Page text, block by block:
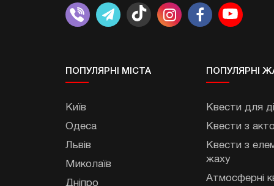
ПОПУЛЯРНІ МIСТА
Київ
Одеса
Львів
Миколаїв
Дніпро
ПОПУЛЯРНІ
Квести для
Квести з
Квести з
жаху
Атмосферні